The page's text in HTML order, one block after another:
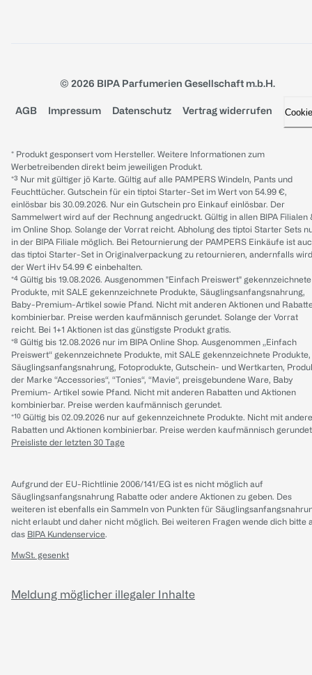
© 2026 BIPA Parfumerien Gesellschaft m.b.H.
AGB Impressum Datenschutz Vertrag widerrufen
* Produkt gesponsert vom Hersteller. Weitere Informationen zum
Werbetreibenden direkt beim jeweiligen Produkt.
*³ Nur mit gültiger jö Karte. Gültig auf alle PAMPERS Windeln, Pants und
Feuchttücher. Gutschein für ein tiptoi Starter-Set im Wert von 54.99 €,
einlösbar bis 30.09.2026. Nur ein Gutschein pro Einkauf einlösbar. Der
Sammelwert wird auf der Rechnung angedruckt. Gültig in allen BIPA Filialen
im Online Shop. Solange der Vorrat reicht. Abholung des tiptoi Starter Sets
in der BIPA Filiale möglich. Bei Retournierung der PAMPERS Einkäufe ist
das tiptoi Starter-Set in Originalverpackung zu retournieren, andernfalls wird
der Wert iHv 54.99 € einbehalten.
*⁴ Gültig bis 19.08.2026. Ausgenommen "Einfach Preiswert" gekennzeichnete
Produkte, mit SALE gekennzeichnete Produkte, Säuglingsanfangsnahrung,
Baby-Premium-Artikel sowie Pfand. Nicht mit anderen Aktionen und
kombinierbar. Preise werden kaufmännisch gerundet. Solange der Vorrat
reicht. Bei 1+1 Aktionen ist das günstigste Produkt gratis.
*⁸ Gültig bis 12.08.2026 nur im BIPA Online Shop. Ausgenommen „Einfach
Preiswert“ gekennzeichnete Produkte, mit SALE gekennzeichnete Produkte,
Säuglingsanfangsnahrung, Fotoprodukte, Gutschein- und Wertkarten,
der Marke “Accessories“, “Tonies“, “Mavie“, preisgebundene Ware, Baby
Premium- Artikel sowie Pfand. Nicht mit anderen Rabatten und Aktionen
kombinierbar. Preise werden kaufmännisch gerundet.
*¹⁰ Gültig bis 02.09.2026 nur auf gekennzeichnete Produkte. Nicht mit
Rabatten und Aktionen kombinierbar. Preise werden kaufmännisch
Preisliste der letzten 30 Tage
Aufgrund der EU-Richtlinie 2006/141/EG ist es nicht möglich auf
Säuglingsanfangsnahrung Rabatte oder andere Aktionen zu geben. Des
weiteren ist ebenfalls ein Sammeln von Punkten für
nicht erlaubt und daher nicht möglich. Bei weiteren Fragen wende dich bitte
das BIPA Kundenservice.
MwSt. gesenkt
Meldung möglicher illegaler Inhalte